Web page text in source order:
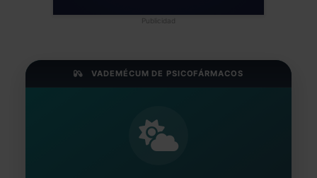
Publicidad
VADEMÉCUM DE PSICOFÁRMACOS